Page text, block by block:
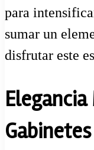
para
sumar un
disfrutar este